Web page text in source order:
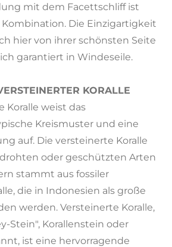
mit dem Facettschliff ist
Die Einzigartigkeit
hier von ihrer schönsten Seite
garantiert in Windeseile.
KORALLE
Koralle weist das
Kreismuster und eine
auf. Die versteinerte Koralle
oder geschützten Arten
stammt aus fossiler
die in Indonesien als große
werden. Versteinerte Koralle,
Stein", Korallenstein oder
ist eine hervorragende